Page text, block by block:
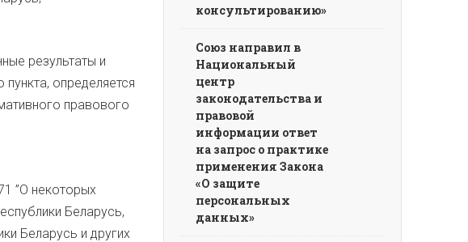
результаты и
определяется
правового
”О некоторых
Беларусь,
Беларусь и других
консультированию»
Союз направил в
Национальный
центр
законодательства и
правовой
информации ответ
на запрос о практике
применения Закона
«О защите
персональных
данных»